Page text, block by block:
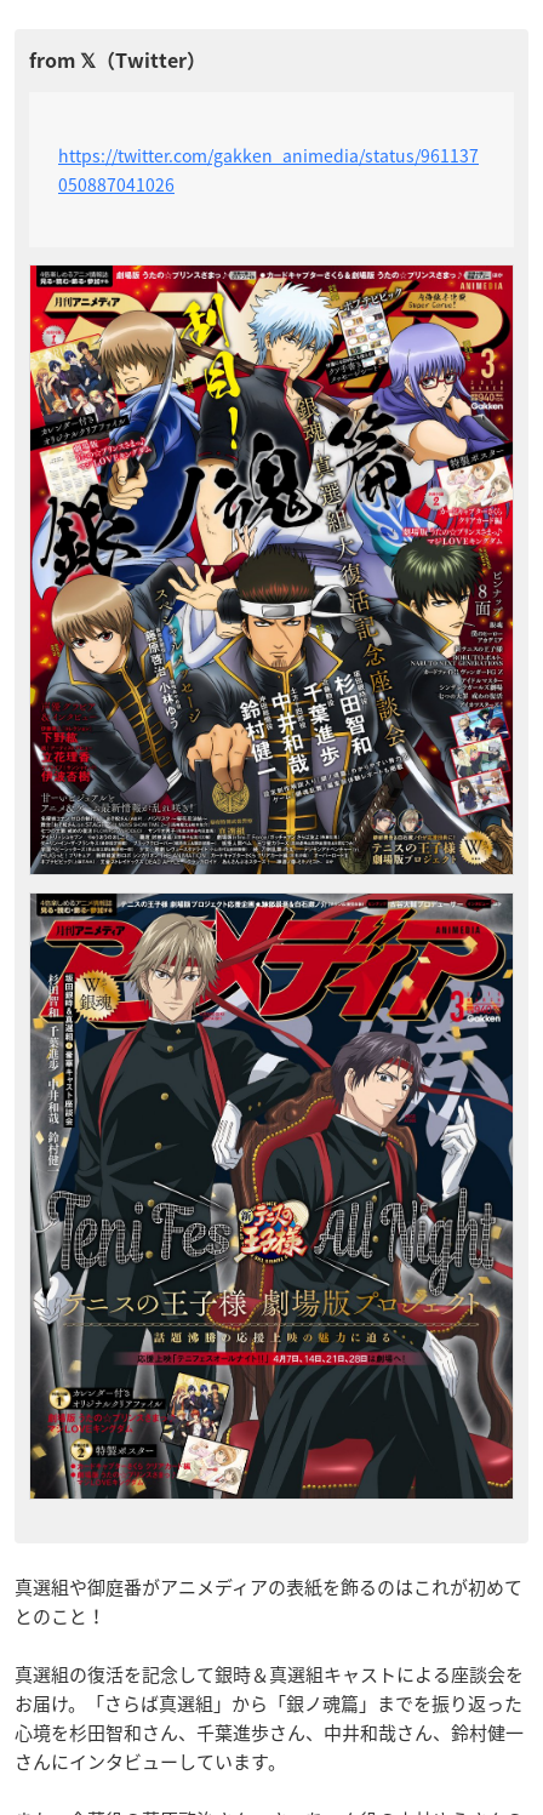
https://twitter.com/gakken_animedia/status/961137
050887041026
真選組や御庭番がアニメディアの表紙を飾るのはこれが初めて
とのこと！
真選組の復活を記念して銀時＆真選組キャストによる座談会を
お届け。「さらば真選組」から「銀ノ魂篇」までを振り返った
心境を杉田智和さん、千葉進歩さん、中井和哉さん、鈴村健一
さんにインタビューしています。